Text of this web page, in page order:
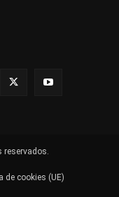
reservados.
de cookies (UE)